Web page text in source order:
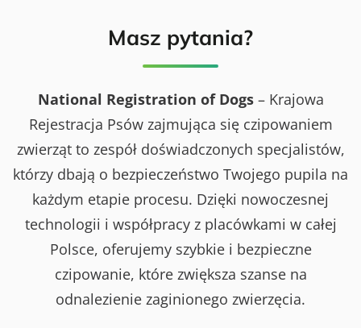
Masz pytania?
National Registration of Dogs– Krajowa
Rejestracja Psów zajmująca się czipowaniem
zwierząt to zespół doświadczonych specjalistów,
którzy dbają o bezpieczeństwo Twojego pupila na
każdym etapie procesu. Dzięki nowoczesnej
technologii i współpracy z placówkami w całej
Polsce, oferujemy szybkie i bezpieczne
czipowanie, które zwiększa szanse na
odnalezienie zaginionego zwierzęcia.